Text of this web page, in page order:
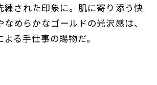
練された印象に。肌に寄り添う快
めらかなゴールドの光沢感は、
る手仕事の賜物だ。